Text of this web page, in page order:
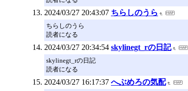
2024/03/27 20:43:07 ちらしのうら
ちらしのうら
読者になる
2024/03/27 20:34:54 skylinegt_rの日記
skylinegt_rの日記
読者になる
2024/03/27 16:17:37 へぶめろの気配